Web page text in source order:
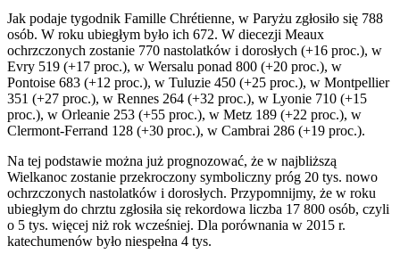
Jak podaje tygodnik Famille Chrétienne, w Paryżu zgłosiło się 788
osób. W roku ubiegłym było ich 672. W diecezji Meaux
ochrzczonych zostanie 770 nastolatków i dorosłych (+16 proc.), w
Evry 519 (+17 proc.), w Wersalu ponad 800 (+20 proc.), w
Pontoise 683 (+12 proc.), w Tuluzie 450 (+25 proc.), w Montpellier
351 (+27 proc.), w Rennes 264 (+32 proc.), w Lyonie 710 (+15
proc.), w Orleanie 253 (+55 proc.), w Metz 189 (+22 proc.), w
Clermont-Ferrand 128 (+30 proc.), w Cambrai 286 (+19 proc.).
Na tej podstawie można już prognozować, że w najbliższą
Wielkanoc zostanie przekroczony symboliczny próg 20 tys. nowo
ochrzczonych nastolatków i dorosłych. Przypomnijmy, że w roku
ubiegłym do chrztu zgłosiła się rekordowa liczba 17 800 osób, czyli
o 5 tys. więcej niż rok wcześniej. Dla porównania w 2015 r.
katechumenów było niespełna 4 tys.